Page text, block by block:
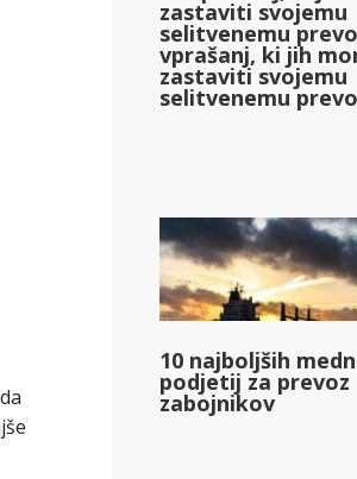
zastaviti svojemu
selitvenemu
vprašanj, ki jih
zastaviti svojemu
selitvenemu
10 najboljših
podjetij za prevoz
zabojnikov